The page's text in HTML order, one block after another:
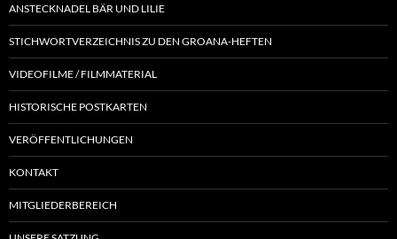
ANSTECKNADEL BÄR UND LILIE
STICHWORTVERZEICHNIS ZU DEN GROANA-HEFTEN
VIDEOFILME / FILMMATERIAL
HISTORISCHE POSTKARTEN
VERÖFFENTLICHUNGEN
KONTAKT
MITGLIEDERBEREICH